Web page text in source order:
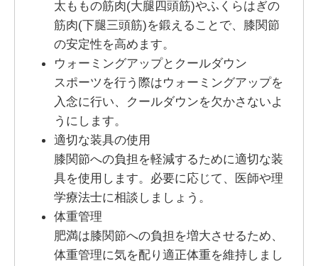
太ももの筋肉(大腿四頭筋)やふくらはぎの
筋肉(下腿三頭筋)を鍛えることで、膝関節
の安定性を高めます。
ウォーミングアップとクールダウン
スポーツを行う際はウォーミングアップを
入念に行い、クールダウンを欠かさないよ
うにします。
適切な装具の使用
膝関節への負担を軽減するために適切な装
具を使用します。必要に応じて、医師や理
学療法士に相談しましょう。
体重管理
肥満は膝関節への負担を増大させるため、
体重管理に気を配り適正体重を維持しまし